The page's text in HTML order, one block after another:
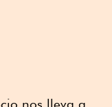
nos lleva a